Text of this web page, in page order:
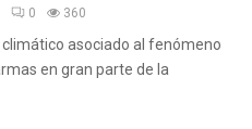
0 360
climático asociado al fenómeno
en gran parte de la